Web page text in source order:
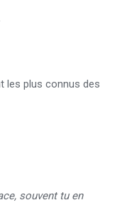
les plus connus des
souvent tu en